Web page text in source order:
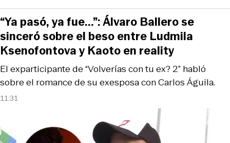
11:31
El exparticipante de “Volverías con tu ex? 2” habló
sobre el romance de su exesposa con Carlos Águila.
“Ya pasó, ya fue...”: Álvaro Ballero se
sinceró sobre el beso entre Ludmila
Ksenofontova y Kaoto en reality